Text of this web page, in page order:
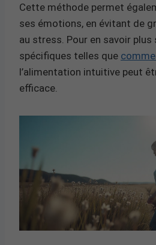
Cette méthode permet
ses émotions, en évitant de
au stress. Pour en savoir
spécifiques telles que
l’alimentation intuitive peut
efficace.